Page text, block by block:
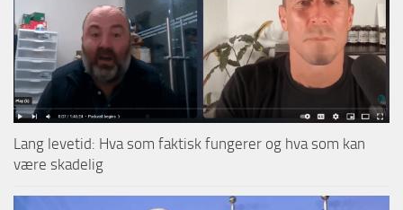
Lang levetid: Hva som faktisk fungerer og hva som kan
være skadelig